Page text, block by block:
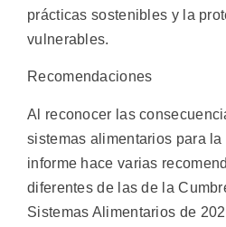
prácticas sostenibles y la
vulnerables.
Recomendaciones
Al reconocer las
sistemas alimentarios para la
informe hace varias
diferentes de las de la
Sistemas Alimentarios de